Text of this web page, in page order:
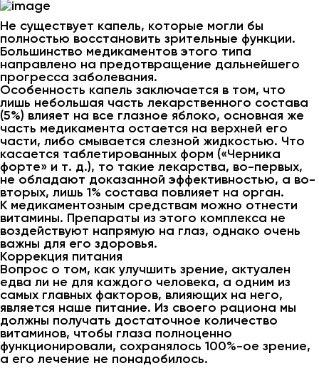
Не существует капель, которые могли бы
полностью восстановить зрительные функции.
Большинство медикаментов этого типа
направлено на предотвращение дальнейшего
прогресса заболевания.
Особенность капель заключается в том, что
лишь небольшая часть лекарственного состава
(5%) влияет на все глазное яблоко, основная же
часть медикамента остается на верхней его
части, либо смывается слезной жидкостью. Что
касается таблетированных форм («Черника
форте» и т. д.), то такие лекарства, во-первых,
не обладают доказанной эффективностью, а во-
вторых, лишь 1% состава повлияет на орган.
К медикаментозным средствам можно отнести
витамины. Препараты из этого комплекса не
воздействуют напрямую на глаз, однако очень
важны для его здоровья.
Коррекция питания
Вопрос о том, как улучшить зрение, актуален
едва ли не для каждого человека, а одним из
самых главных факторов, влияющих на него,
является наше питание. Из своего рациона мы
должны получать достаточное количество
витаминов, чтобы глаза полноценно
функционировали, сохранялось 100%-ое зрение,
а его лечение не понадобилось.